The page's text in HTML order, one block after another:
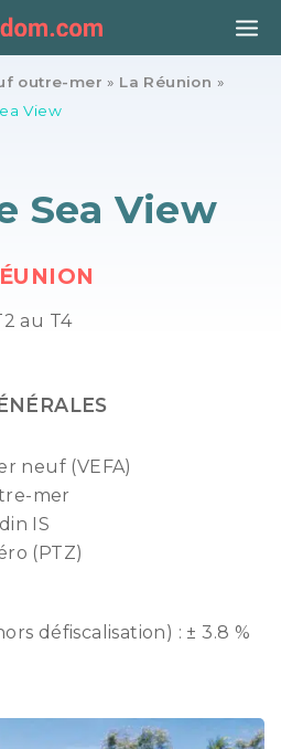
outre-mer » La Réunion »
View
Sea View
au T4
neuf (VEFA)
mer
IS
(PTZ)
défiscalisation) : ± 3.8 %